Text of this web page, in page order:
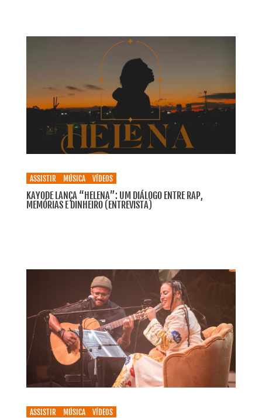
ASSISTIR MÚSICA VÍDEOS
KAYODE LANÇA “HELENA”: UM DIÁLOGO ENTRE RAP,
MEMÓRIAS E DINHEIRO (ENTREVISTA)
ASSISTIR MÚSICA VÍDEOS